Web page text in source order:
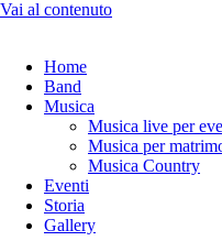
Vai al contenuto
Home
Band
Musica
Musica live per
Musica per
Musica Country
Eventi
Storia
Gallery